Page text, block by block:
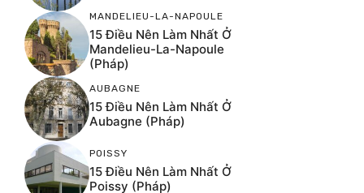
MANDELIEU-LA-NAPOULE
15 Điều Nên Làm Nhất Ở
Mandelieu-La-Napoule
(Pháp)
AUBAGNE
15 Điều Nên Làm Nhất Ở
Aubagne (Pháp)
POISSY
15 Điều Nên Làm Nhất Ở
Poissy (Pháp)